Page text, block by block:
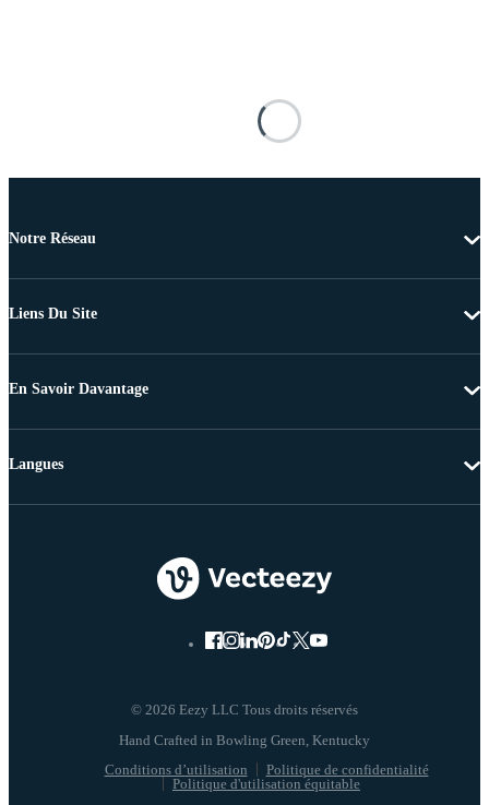
Notre Réseau
Liens Du Site
En Savoir Davantage
© 2026 Eezy LLC Tous droits réservés
Conditions d’utilisation
Politique de confidentialité
Politique d'utilisation équitable
Langues